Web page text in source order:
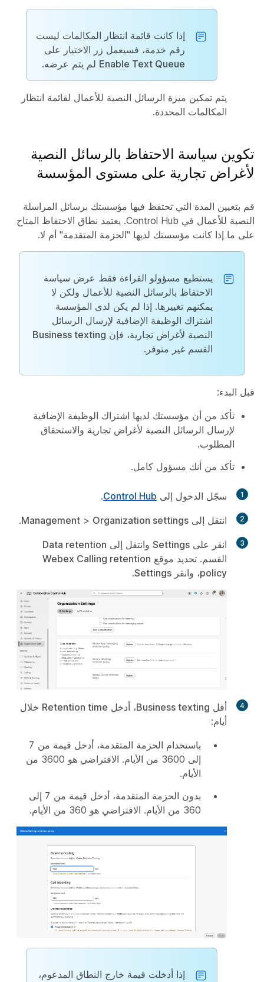
إذا كانت قائمة انتظار المكالمات ليست
رقم خدمة، فسيعمل زر الاختيار على
Enable Text Queue لم يتم عرضه.
يتم تمكين ميزة الرسائل النصية للأعمال لقائمة انتظار
المكالمات المحددة.
تكوين سياسة الاحتفاظ بالرسائل النصية
لأغراض تجارية على مستوى المؤسسة
قم بتعيين المدة التي تحتفظ فيها مؤسستك برسائل المراسلة
النصية للأعمال في Control Hub. يعتمد نطاق الاحتفاظ المتاح
على ما إذا كانت مؤسستك لديها "الحزمة المتقدمة" أم لا.
يستطيع مسؤولو القراءة فقط عرض سياسة
الاحتفاظ بالرسائل النصية للأعمال ولكن لا
يمكنهم تغييرها. إذا لم يكن لدى المؤسسة
اشتراك الوظيفة الإضافية لإرسال الرسائل
النصية لأغراض تجارية، فإن Business texting
القسم غير متوفر.
قبل البدء:
تأكد من أن مؤسستك لديها اشتراك الوظيفة الإضافية
لإرسال الرسائل النصية لأغراض تجارية والاستحقاق
المطلوب.
تأكد من أنك مسؤول كامل.
1 سجّل الدخول إلى Control Hub
.
2 انتقل إلى Management > Organization settings
.
3 انقر على Settings وانتقل إلى Data retention
القسم. تحديد موقع Webex Calling retention
policy، وانقر Settings
.
4 أقل Business texting، أدخل Retention time خلال
أيام:
باستخدام الحزمة المتقدمة، أدخل قيمة من 7
إلى 3600 من الأيام. الافتراضي هو 3600 من
الأيام.
بدون الحزمة المتقدمة، أدخل قيمة من 7 إلى
360 من الأيام. الافتراضي هو 360 من الأيام.
إذا أدخلت قيمة خارج النطاق المدعوم،